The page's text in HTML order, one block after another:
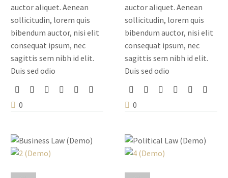
auctor aliquet. Aenean
sollicitudin, lorem quis
bibendum auctor, nisi elit
consequat ipsum, nec
sagittis sem nibh id elit.
Duis sed odio
0
auctor aliquet. Aenean
sollicitudin, lorem quis
bibendum auctor, nisi elit
consequat ipsum, nec
sagittis sem nibh id elit.
Duis sed odio
0